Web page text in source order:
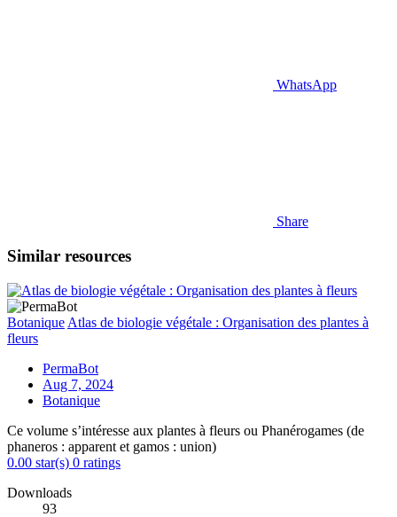
WhatsApp
Share
Similar resources
Botanique Atlas de biologie végétale : Organisation des plantes à
fleurs
PermaBot
Aug 7, 2024
Botanique
Ce volume s’intéresse aux plantes à fleurs ou Phanérogames (de
phaneros : apparent et gamos : union)
0.00 star(s) 0 ratings
Downloads
93